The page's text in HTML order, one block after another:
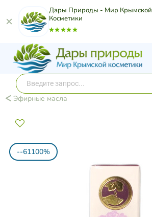
Дары Природы - Мир Крымской
Косметики
Эфирные масла
--61100%